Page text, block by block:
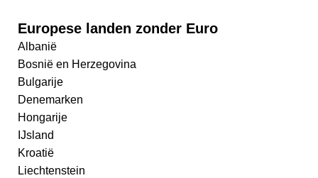
Europese landen zonder Euro
Albanië
Bosnië en Herzegovina
Bulgarije
Denemarken
Hongarije
IJsland
Kroatië
Liechtenstein